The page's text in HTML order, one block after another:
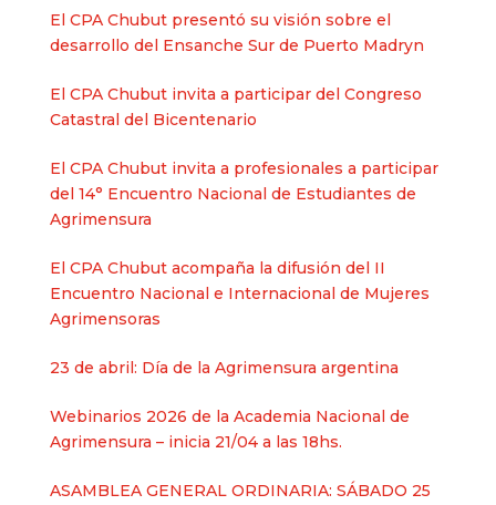
El CPA Chubut presentó su visión sobre el
desarrollo del Ensanche Sur de Puerto Madryn
El CPA Chubut invita a participar del Congreso
Catastral del Bicentenario
El CPA Chubut invita a profesionales a participar
del 14° Encuentro Nacional de Estudiantes de
Agrimensura
El CPA Chubut acompaña la difusión del II
Encuentro Nacional e Internacional de Mujeres
Agrimensoras
23 de abril: Día de la Agrimensura argentina
Webinarios 2026 de la Academia Nacional de
Agrimensura – inicia 21/04 a las 18hs.
ASAMBLEA GENERAL ORDINARIA: SÁBADO 25